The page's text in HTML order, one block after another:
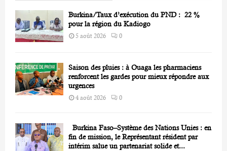
Burkina/Taux d’exécution du PND : 22 %
pour la région du Kadiogo
5 août 2026 0
Saison des pluies : à Ouaga les pharmaciens
renforcent les gardes pour mieux répondre aux
urgences
4 août 2026 0
Burkina Faso–Système des Nations Unies : en
fin de mission, le Représentant résident par
intérim salue un partenariat solide et...